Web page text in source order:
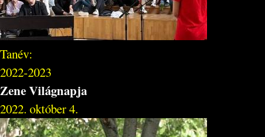
Tanév:
2022-2023
Zene Világnapja
2022. október 4.